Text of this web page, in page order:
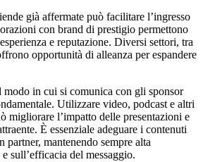
già affermate può facilitare l’ingresso
con brand di prestigio permettono
e reputazione. Diversi settori, tra
opportunità di alleanza per espandere
in cui si comunica con gli sponsor
Utilizzare video, podcast e altri
migliorare l’impatto delle presentazioni e
È essenziale adeguare i contenuti
partner, mantenendo sempre alta
sull’efficacia del messaggio.